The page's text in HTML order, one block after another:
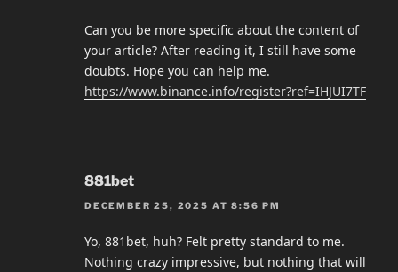
Can you be more specific about the content of
your article? After reading it, I still have some
doubts. Hope you can help me.
https://www.binance.info/register?ref=IHJUI7TF
881bet
DECEMBER 25, 2025 AT 8:56 PM
Yo, 881bet, huh? Felt pretty standard to me.
Nothing crazy impressive, but nothing that will